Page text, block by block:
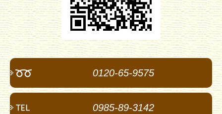
0120-65-9575
0985-89-3142